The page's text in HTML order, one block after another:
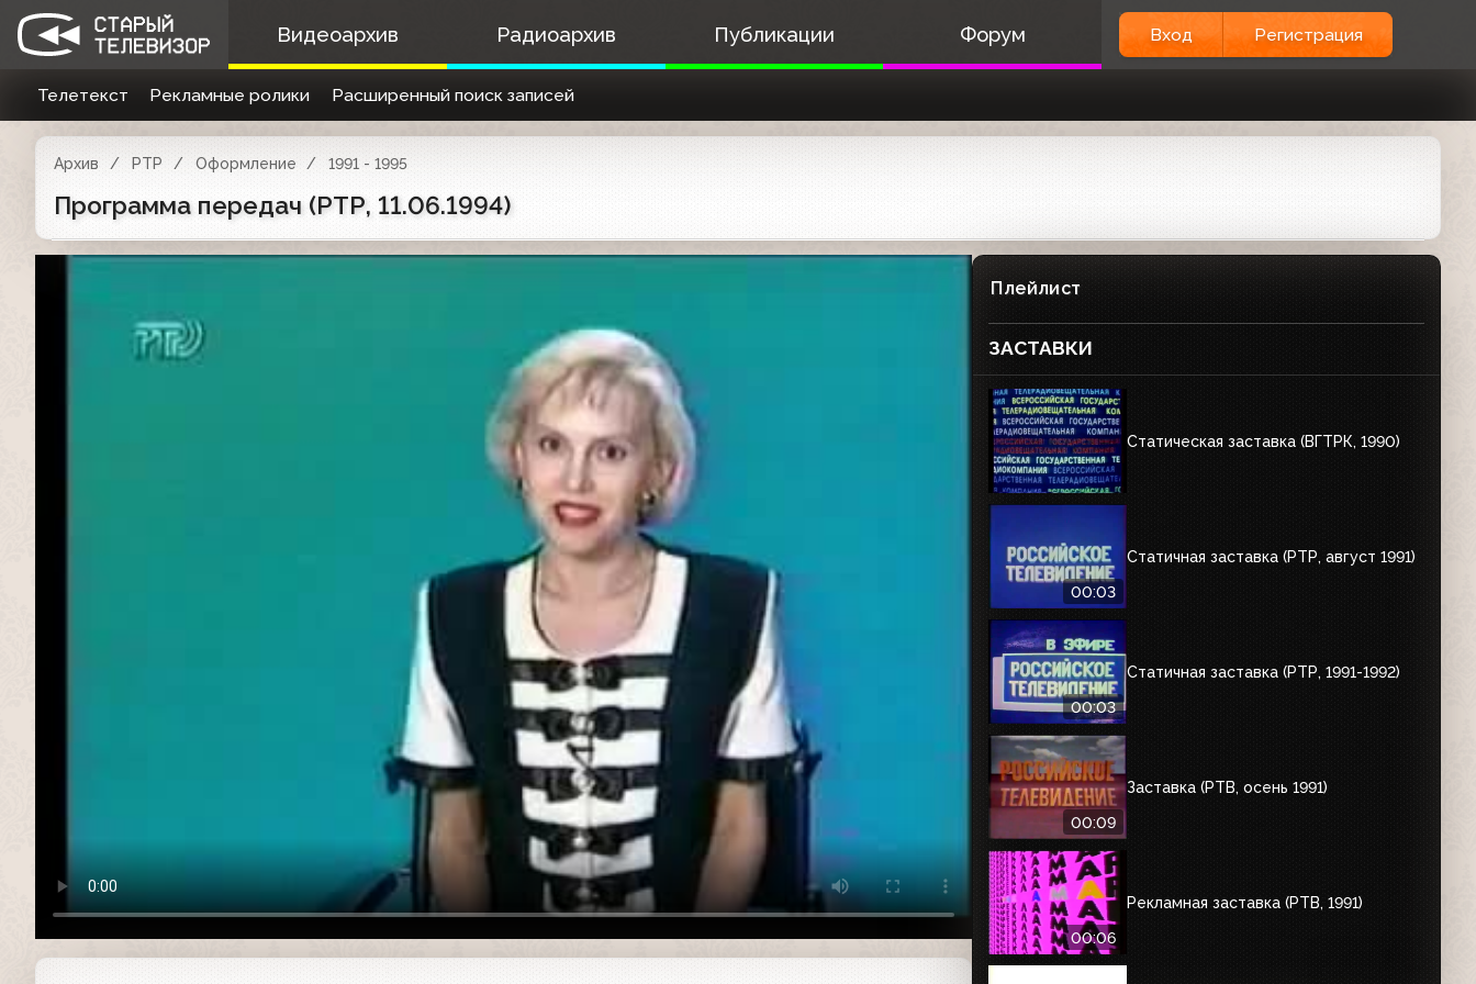
Видеоархив Радиоархив Публикации Форум Вход Регистрация
Телетекст Рекламные ролики Расширенный поиск записей
Архив РТР Оформление 1991 - 1995
Программа передач (РТР, 11.06.1994)
Плейлист
ЗАСТАВКИ
Статическая заставка (ВГТРК, 1990)
00:03
Статичная заставка (РТР, август 1991)
00:03
Статичная заставка (РТР, 1991-1992)
00:09
Заставка (РТВ, осень 1991)
00:06
Рекламная заставка (РТВ, 1991)